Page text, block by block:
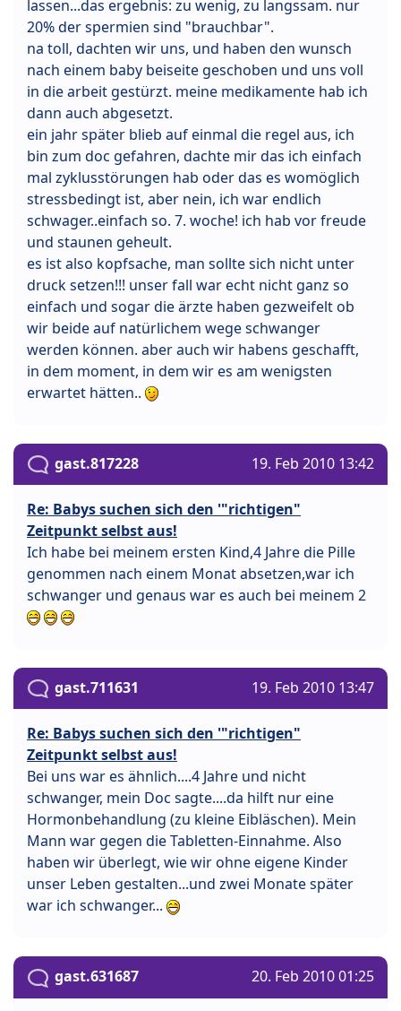
lassen...das ergebnis: zu wenig, zu langssam. nur
20% der spermien sind "brauchbar".
na toll, dachten wir uns, und haben den wunsch
nach einem baby beiseite geschoben und uns voll
in die arbeit gestürzt. meine medikamente hab ich
dann auch abgesetzt.
ein jahr später blieb auf einmal die regel aus, ich
bin zum doc gefahren, dachte mir das ich einfach
mal zyklusstörungen hab oder das es womöglich
stressbedingt ist, aber nein, ich war endlich
schwager..einfach so. 7. woche! ich hab vor freude
und staunen geheult.
es ist also kopfsache, man sollte sich nicht unter
druck setzen!!! unser fall war echt nicht ganz so
einfach und sogar die ärzte haben gezweifelt ob
wir beide auf natürlichem wege schwanger
werden können. aber auch wir habens geschafft,
in dem moment, in dem wir es am wenigsten
erwartet hätten..
gast.817228 19. Feb 2010 13:42
Re: Babys suchen sich den '"richtigen"
Zeitpunkt selbst aus!
Ich habe bei meinem ersten Kind,4 Jahre die Pille
genommen nach einem Monat absetzen,war ich
schwanger und genaus war es auch bei meinem 2
gast.711631 19. Feb 2010 13:47
Re: Babys suchen sich den '"richtigen"
Zeitpunkt selbst aus!
Bei uns war es ähnlich....4 Jahre und nicht
schwanger, mein Doc sagte....da hilft nur eine
Hormonbehandlung (zu kleine Eibläschen). Mein
Mann war gegen die Tabletten-Einnahme. Also
haben wir überlegt, wie wir ohne eigene Kinder
unser Leben gestalten...und zwei Monate später
war ich schwanger...
gast.631687 20. Feb 2010 01:25